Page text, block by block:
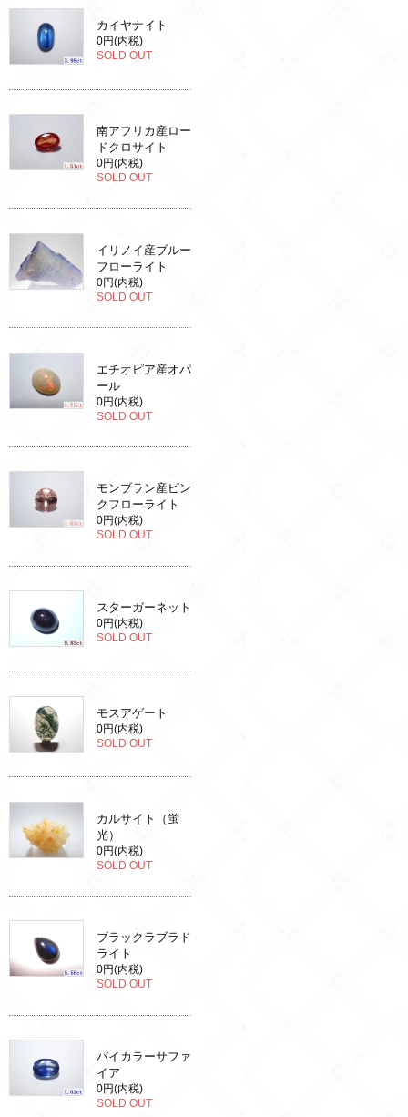
カイヤナイト
0円(内税)
SOLD OUT
南アフリカ産ロー
ドクロサイト
0円(内税)
SOLD OUT
イリノイ産ブルー
フローライト
0円(内税)
SOLD OUT
エチオピア産オパ
ール
0円(内税)
SOLD OUT
モンブラン産ピン
クフローライト
0円(内税)
SOLD OUT
スターガーネット
0円(内税)
SOLD OUT
モスアゲート
0円(内税)
SOLD OUT
カルサイト（蛍
光）
0円(内税)
SOLD OUT
ブラックラブラド
ライト
0円(内税)
SOLD OUT
バイカラーサファ
イア
0円(内税)
SOLD OUT